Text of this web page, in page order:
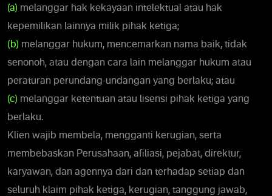
(a) melanggar hak kekayaan intelektual atau hak
kepemilikan lainnya milik pihak ketiga;
(b) melanggar hukum, mencemarkan nama baik, tidak
senonoh, atau dengan cara lain melanggar hukum atau
peraturan perundang-undangan yang berlaku; atau
(c) melanggar ketentuan atau lisensi pihak ketiga yang
berlaku.
Klien wajib membela, mengganti kerugian, serta
membebaskan Perusahaan, afiliasi, pejabat, direktur,
karyawan, dan agennya dari dan terhadap setiap dan
seluruh klaim pihak ketiga, kerugian, tanggung jawab,